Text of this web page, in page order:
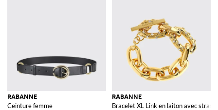
RABANNE
Ceinture femme
RABANNE
Bracelet XL Link en laiton avec strass